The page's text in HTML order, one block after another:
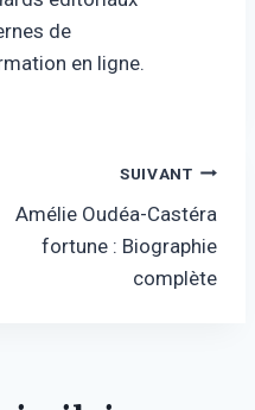
de
en ligne.
SUIVANT
Amélie Oudéa-Castéra
fortune : Biographie
complète